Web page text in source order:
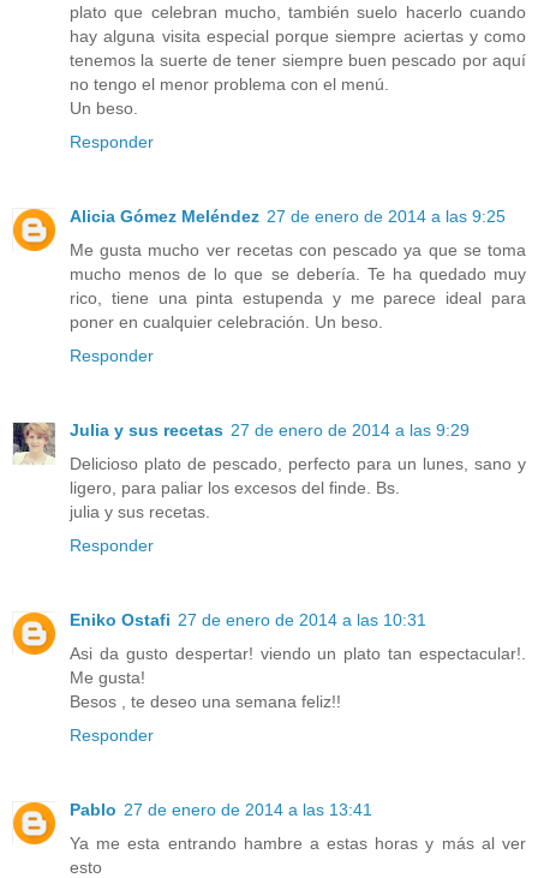
plato que celebran mucho, también suelo hacerlo cuando
hay alguna visita especial porque siempre aciertas y como
tenemos la suerte de tener siempre buen pescado por aquí
no tengo el menor problema con el menú.
Un beso.
Responder
Alicia Gómez Meléndez 27 de enero de 2014 a las 9:25
Me gusta mucho ver recetas con pescado ya que se toma
mucho menos de lo que se debería. Te ha quedado muy
rico, tiene una pinta estupenda y me parece ideal para
poner en cualquier celebración. Un beso.
Responder
Julia y sus recetas 27 de enero de 2014 a las 9:29
Delicioso plato de pescado, perfecto para un lunes, sano y
ligero, para paliar los excesos del finde. Bs.
julia y sus recetas.
Responder
Eniko Ostafi 27 de enero de 2014 a las 10:31
Asi da gusto despertar! viendo un plato tan espectacular!.
Me gusta!
Besos , te deseo una semana feliz!!
Responder
Pablo 27 de enero de 2014 a las 13:41
Ya me esta entrando hambre a estas horas y más al ver
esto